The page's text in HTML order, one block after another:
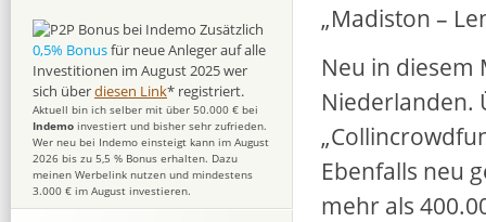
„Madiston –
Neu in diesem
Niederlanden.
Ebenfalls neu
mehr als
Zusätzlich
0,5% Bonusfür neue Anleger auf alle
Investitionen im August 2025 wer
sich überdiesen Link* registriert.
Aktuell bin ich selber mit über 50.000 € bei
Indemo investiert und bisher sehr zufrieden.
Wer neu bei Indemo einsteigt kann im August
2026 bis zu 5,5 % Bonus erhalten. Dazu
meinen Werbelink nutzen und mindestens
3.000 € im August investieren.